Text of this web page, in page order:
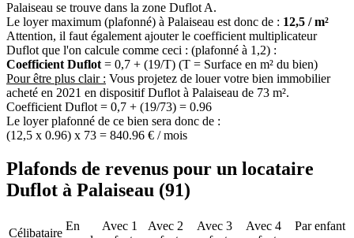
Palaiseau se trouve dans la zone Duflot A.
Le loyer maximum (plafonné) à Palaiseau est donc de : 12,5 / m²
Attention, il faut également ajouter le coefficient multiplicateur
Duflot que l'on calcule comme ceci : (plafonné à 1,2) :
Coefficient Duflot = 0,7 + (19/T) (T = Surface en m² du bien)
Pour être plus clair : Vous projetez de louer votre bien immobilier
acheté en 2021 en dispositif Duflot à Palaiseau de 73 m².
Coefficient Duflot = 0,7 + (19/73) = 0.96
Le loyer plafonné de ce bien sera donc de :
(12,5 x 0.96) x 73 = 840.96 € / mois
Plafonds de revenus pour un locataire
Duflot à Palaiseau (91)
Célibataire
En
Avec 1
Avec 2
Avec 3
Avec 4
Par enfant